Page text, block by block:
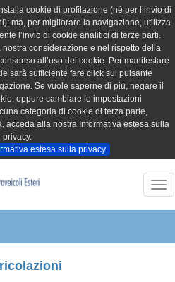
cookie di profilazione (né per l’invio di
ma, per migliorare la navigazione, utilizza
l’invio di cookie analitici di terze parti.
considerazione e nel rispetto della
all’uso dei cookie. Per manifestare
sarà sufficiente fare click sul pulsante
Se vuole saperne di più, negare il
oppure cambiare le impostazioni
categoria di cookie di terza parte,
acceda alla nostra Informativa estesa sulla
privacy.
estesa sulla privacy